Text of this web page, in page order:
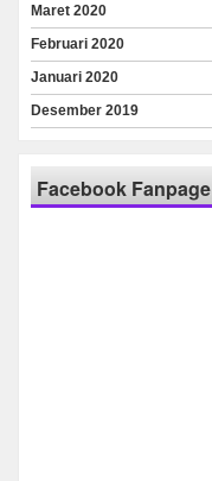
Maret 2020
Februari 2020
Januari 2020
Desember 2019
Facebook Fanpage